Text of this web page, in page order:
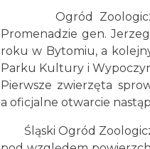
Ogród Zoologiczny
Promenadzie gen.
roku w Bytomiu, a
Parku Kultury i
Pierwsze zwierzęta
a oficjalne otwarcie
Śląski Ogród